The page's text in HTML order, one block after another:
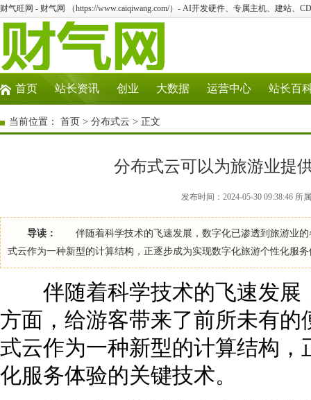
财气旺网 - 财气网 （https://www.caiqiwang.com/）- AI开发硬件、专属主机、建站、
首页 站长资讯 创业 大数据 运营中心 站长百
当前位置： 首页 > 分布式云 > 正文
分布式云可以为旅游业提
发布时间：2024-05-30 09:38:46
导读：
伴随着科学技术的飞速发展，数字化已渗透到旅游业的
式云作为一种新型的计算结构，正逐步成为实现数字化旅游个性化
伴随着科学技术的飞速发展
方面，给游客带来了前所未有
式云作为一种新型的计算结构
化服务体验的关键技术。